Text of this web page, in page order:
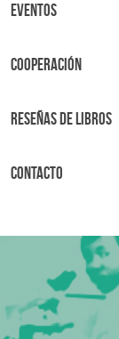
Eventos
Cooperación
Reseñas de libros
Contacto